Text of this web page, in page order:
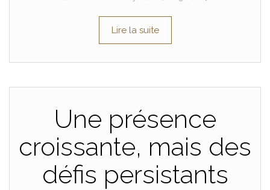
Lire la suite
Une présence
croissante, mais des
défis persistants